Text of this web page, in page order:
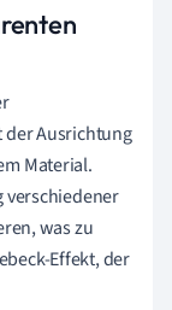
der Ausrichtung
Material.
verschiedener
was zu
Effekt, der